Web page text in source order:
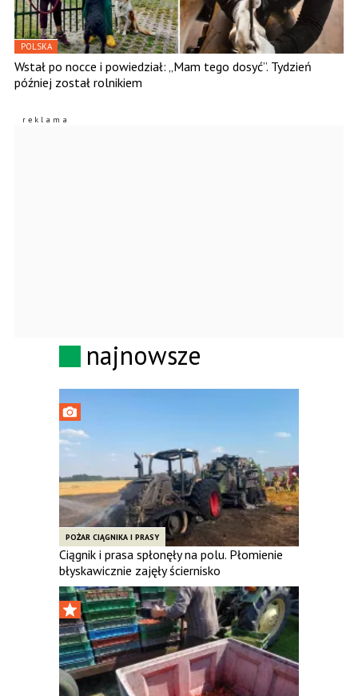
POLSKA
Wstał po nocce i powiedział: „Mam tego dosyć”. Tydzień
później został rolnikiem
najnowsze
POŻAR CIĄGNIKA I PRASY
Ciągnik i prasa spłonęły na polu. Płomienie
błyskawicznie zajęły ściernisko